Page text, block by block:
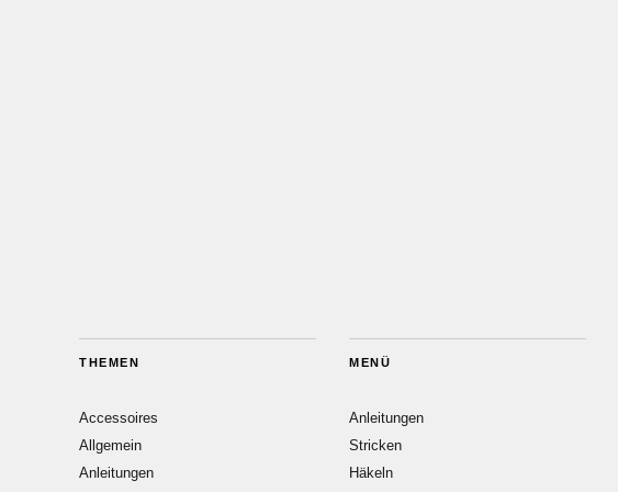
THEMEN
Accessoires
Allgemein
Anleitungen
MENÜ
Anleitungen
Stricken
Häkeln